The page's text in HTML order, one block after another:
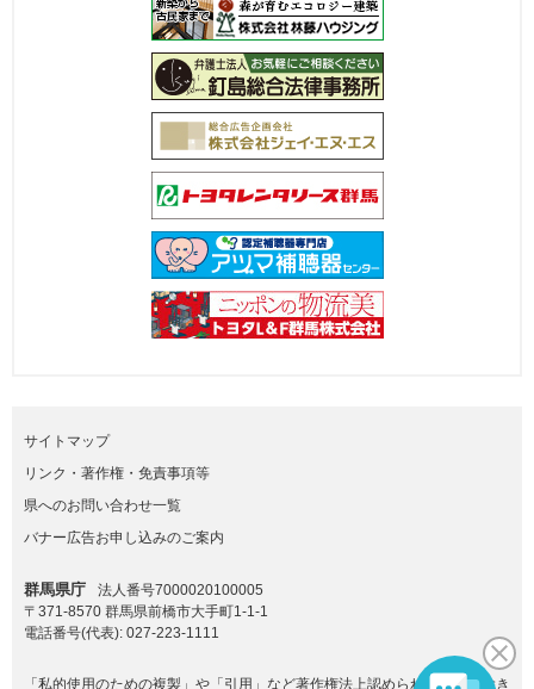
サイトマップ
リンク・著作権・免責事項等
県へのお問い合わせ一覧
バナー広告お申し込みのご案内
群馬県庁
法人番号7000020100005
〒371-8570 群馬県前橋市大手町1-1-1
電話番号(代表): 027-223-1111
「私的使用のための複製」や「引用」など著作権法上認められた場合を除き